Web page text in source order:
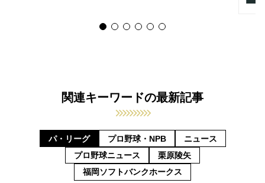
関連キーワードの最新記事
パ・リーグ プロ野球・NPB
ニュース
プロ野球ニュース
栗原陵矢
福岡ソフトバンクホークス